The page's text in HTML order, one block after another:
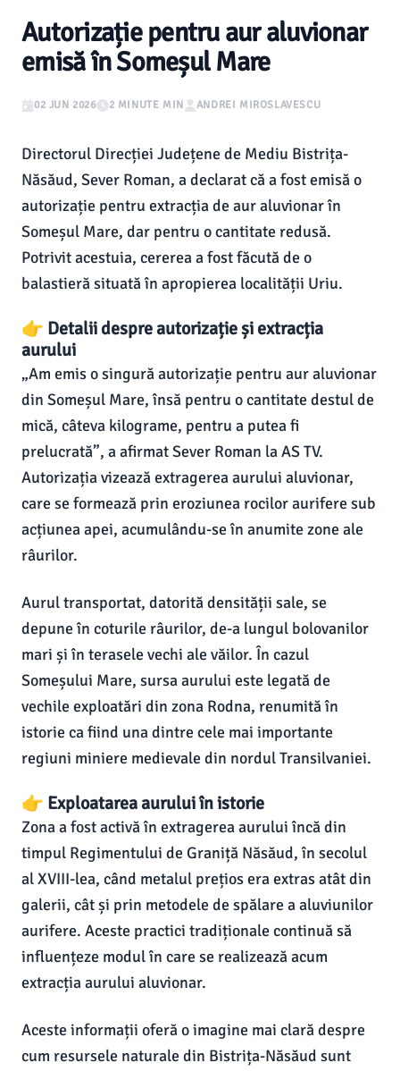
Autorizație pentru aur aluvionar
emisă în Someșul Mare
02 JUN 2026 2 MINUTE MIN ANDREI MIROSLAVESCU
Directorul Direcției Județene de Mediu Bistrița-
Năsăud, Sever Roman, a declarat că a fost emisă o
autorizație pentru extracția de aur aluvionar în
Someșul Mare, dar pentru o cantitate redusă.
Potrivit acestuia, cererea a fost făcută de o
balastieră situată în apropierea localității Uriu.
👉 Detalii despre autorizație și extracția
aurului
„Am emis o singură autorizație pentru aur aluvionar
din Someșul Mare, însă pentru o cantitate destul de
mică, câteva kilograme, pentru a putea fi
prelucrată”, a afirmat Sever Roman la AS TV.
Autorizația vizează extragerea aurului aluvionar,
care se formează prin eroziunea rocilor aurifere sub
acțiunea apei, acumulându-se în anumite zone ale
râurilor.
Aurul transportat, datorită densității sale, se
depune în coturile râurilor, de-a lungul bolovanilor
mari și în terasele vechi ale văilor. În cazul
Someșului Mare, sursa aurului este legată de
vechile exploatări din zona Rodna, renumită în
istorie ca fiind una dintre cele mai importante
regiuni miniere medievale din nordul Transilvaniei.
👉 Exploatarea aurului în istorie
Zona a fost activă în extragerea aurului încă din
timpul Regimentului de Graniță Năsăud, în secolul
al XVIII-lea, când metalul prețios era extras atât din
galerii, cât și prin metodele de spălare a aluviunilor
aurifere. Aceste practici tradiționale continuă să
influențeze modul în care se realizează acum
extracția aurului aluvionar.
Aceste informații oferă o imagine mai clară despre
cum resursele naturale din Bistrița-Năsăud sunt